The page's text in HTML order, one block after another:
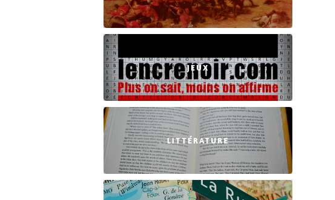
JEUX
LITTÉRATURE